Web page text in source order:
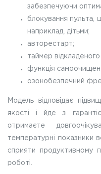
забезпечуючи
блокування пульта,
наприклад, дітьми;
авторестарт;
таймер
функція
озонобезпечний
Модель відповідає
якості і йде з
отримаєте
температурні показники
сприяти продуктивному
роботі.